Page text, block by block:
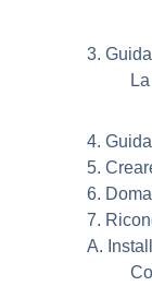
3.
4.
5.
6.
7.
A.